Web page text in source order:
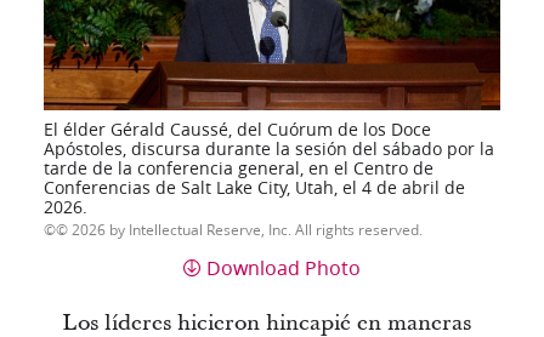
El élder Gérald Caussé, del Cuórum de los Doce
Apóstoles, discursa durante la sesión del sábado por la
tarde de la conferencia general, en el Centro de
Conferencias de Salt Lake City, Utah, el 4 de abril de
2026.
© 2026 by Intellectual Reserve, Inc. All rights reserved.
Download Photo
Los líderes hicieron hincapié en maneras